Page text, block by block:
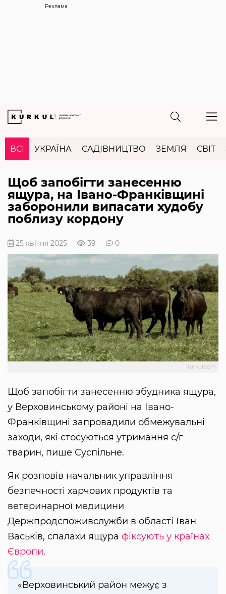
Реклама
ВСІ УКРАЇНА САДІВНИЦТВО ЗЕМЛЯ СВІТ
Щоб запобігти занесенню
ящура, на Івано-Франківщині
заборонили випасати худобу
поблизу кордону
25 квітня 2025 39 0
Kurkul.com
Щоб запобігти занесенню збудника ящура,
у Верховинському районі на Івано-
Франківщині запровадили обмежувальні
заходи, які стосуються утримання с/г
тварин, пише Суспільне.
Як розповів начальник управління
безпечності харчових продуктів та
ветеринарної медицини
Держпродспоживслужби в області Іван
Васьків, спалахи ящура фіксують у країнах
Європи.
«Верховинський район межує з